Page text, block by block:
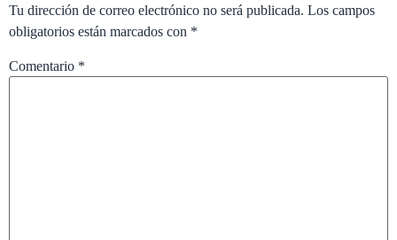
Tu dirección de correo electrónico no será publicada. Los campos
obligatorios están marcados con *
Comentario *